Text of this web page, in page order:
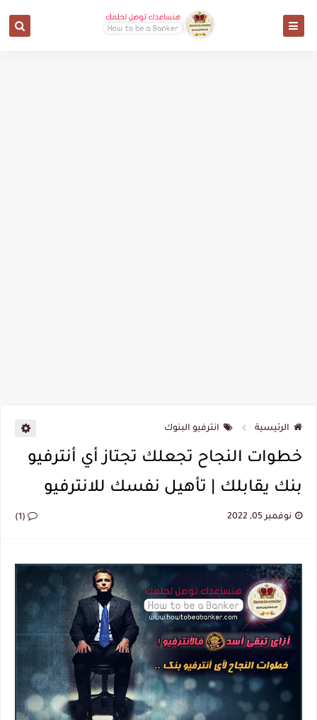
الرئيسية انترفيو البنوك
خطوات النجاح تجعلك تجتاز أي أنترفيو
بنك يقابلك | تأهيل نفسك للانترفيو
نوفمبر 05, 2022 (1)